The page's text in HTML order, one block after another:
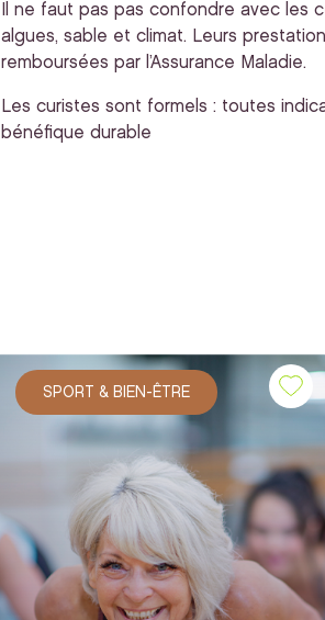
Il ne faut pas pas confondre avec les
algues, sable et climat. Leurs
remboursées par l’Assurance Maladie.
Les curistes sont formels : toutes
bénéfique durable
SPORT & BIEN-ÊTRE